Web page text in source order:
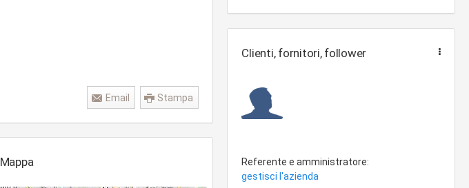
Stampa
Email
Mappa
Clienti, fornitori, follower
Referente e amministratore:
gestisci l'azienda